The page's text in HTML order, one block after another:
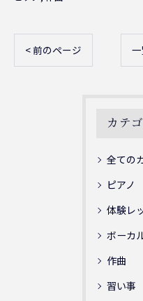
< 前のページ
カテ
全ての
ピアノ
体験レ
ボーカ
作曲
習い事